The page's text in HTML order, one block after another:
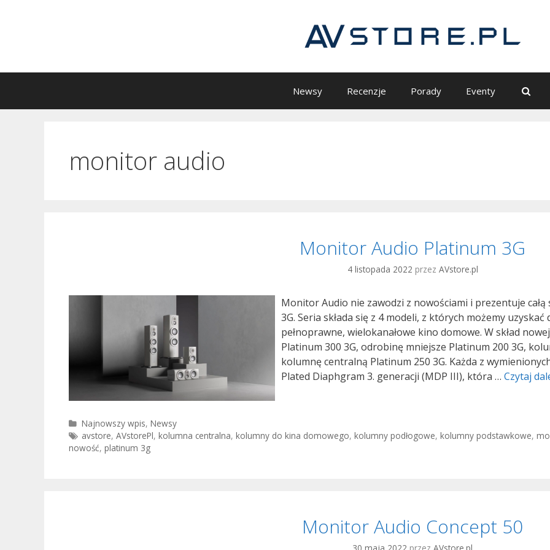
Newsy Recenzje Porady Eventy
monitor audio
Monitor Audio Platinum 3G
4 listopada 2022 przez AVstore.pl
Monitor Audio nie zawodzi z nowościami i prezentuje
3G. Seria składa się z 4 modeli, z których możemy
pełnoprawne, wielokanałowe kino domowe. W skład
Platinum 300 3G, odrobinę mniejsze Platinum 200 3G,
kolumnę centralną Platinum 250 3G. Każda z
Plated Diaphgram 3. generacji (MDP III), która … Czytaj
Kategorie
Najnowszy wpis,Newsy
Tagi
avstore,AVstorePl,kolumna centralna,kolumny do kina domowego,kolumny podłogowe,kolumny podstawkowe,
nowość, platinum 3g
Monitor Audio Concept 50